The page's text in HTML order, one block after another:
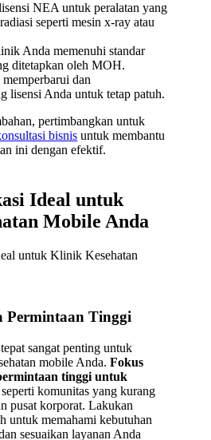
NEA untuk peralatan yang
seperti mesin x-ray atau
Anda memenuhi standar
ditetapkan oleh MOH.
memperbarui dan
lisensi Anda untuk tetap patuh.
pertimbangkan untuk
bisnis untuk membantu
ini dengan efektif.
Ideal untuk
Mobile Anda
Permintaan Tinggi
sangat penting untuk
mobile Anda.Fokus
tinggi untuk
seperti komunitas yang kurang
pusat korporat. Lakukan
untuk memahami kebutuhan
sesuaikan layanan Anda